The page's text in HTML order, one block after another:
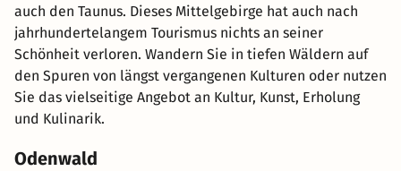
auch den Taunus. Dieses Mittelgebirge hat auch nach
jahrhundertelangem Tourismus nichts an seiner
Schönheit verloren. Wandern Sie in tiefen Wäldern auf
den Spuren von längst vergangenen Kulturen oder nutzen
Sie das vielseitige Angebot an Kultur, Kunst, Erholung
und Kulinarik.
Odenwald